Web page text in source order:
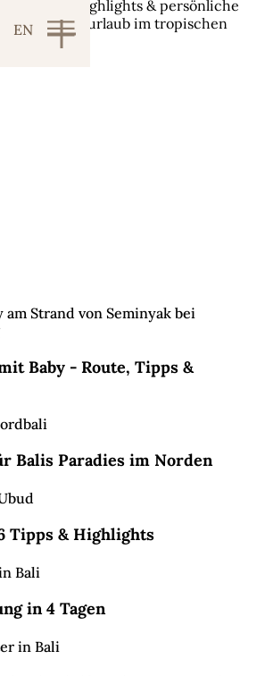
EN
Baby - Route, Tipps &
Balis Paradies im Norden
Tipps & Highlights
in 4 Tagen